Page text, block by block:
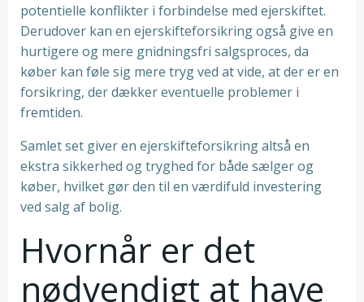
potentielle konflikter i forbindelse med ejerskiftet.
Derudover kan en ejerskifteforsikring også give en
hurtigere og mere gnidningsfri salgsproces, da
køber kan føle sig mere tryg ved at vide, at der er en
forsikring, der dækker eventuelle problemer i
fremtiden.
Samlet set giver en ejerskifteforsikring altså en
ekstra sikkerhed og tryghed for både sælger og
køber, hvilket gør den til en værdifuld investering
ved salg af bolig.
Hvornår er det
nødvendigt at have